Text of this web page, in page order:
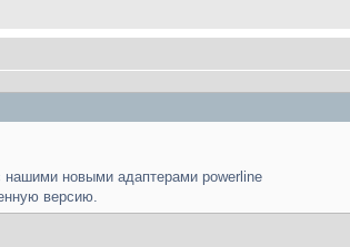
нашими новыми адаптерами powerline
версию.